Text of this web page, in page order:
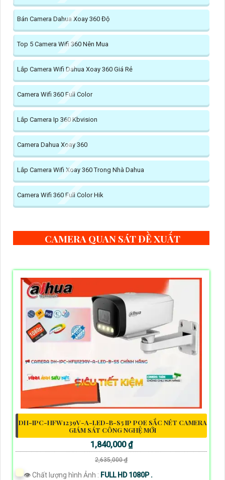
Bán Camera Dahua Xoay 360 Độ
Top 5 Camera Wifi 360 Nên Mua
Lắp Camera Wifi Dahua Xoay 360 Giá Rẻ
Camera Wifi 360 Full Color
Lắp Camera Ip 360 Kbvision
Camera Dahua Xoay 360
Lắp Camera Wifi Xoay 360 Trong Nhà Dahua
Camera Wifi 360 Full Color Hik
CAMERA QUAN SÁT ĐỀ XUẤT
DH-IPC-HFW1239V-A-LED-B-S5 IP POE SẮC NÉT CAMERA
GIÁM SÁT CÔNG NGHỆ MỚI
1,840,000 ₫
2,635,000 ₫
👁 Chất lượng hình Ảnh : FULL HD 1080P .